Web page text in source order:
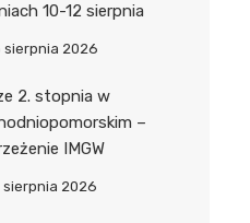
10-12 sierpnia
sierpnia 2026
2. stopnia w
–
IMGW
sierpnia 2026